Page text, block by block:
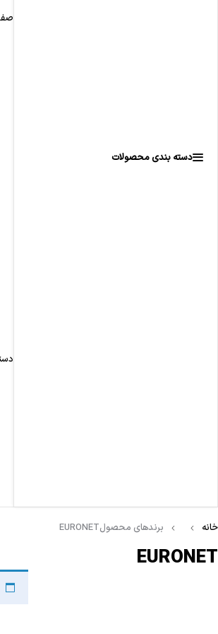
دسته بندی محصولات
EURONET
خانه برندهای محصولEURONET